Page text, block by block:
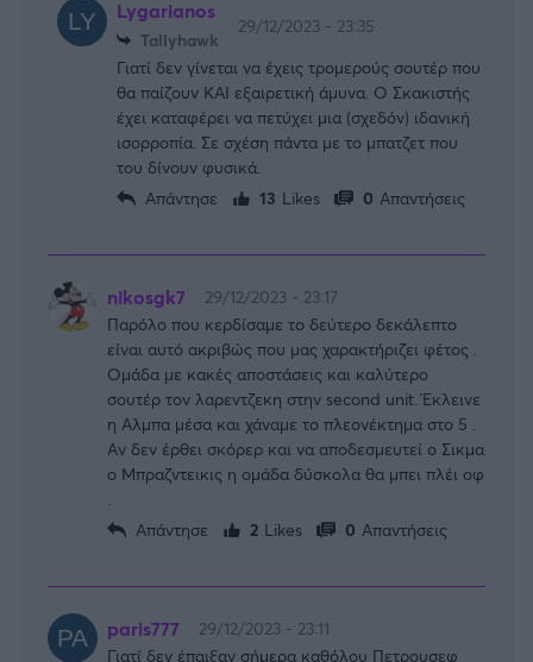
Lygarianos
Tallyhawk
29/12/2023 - 23:35
Γιατί δεν γίνεται να έχεις τρομερούς σουτέρ που
θα παίζουν ΚΑΙ εξαιρετική άμυνα. Ο Σκακιστής
έχει καταφέρει να πετύχει μια (σχεδόν) ιδανική
ισορροπία. Σε σχέση πάντα με το μπατζετ που
του δίνουν φυσικά.
Απάντησε
13 Likes 0 Απαντήσεις
nikosgk7
29/12/2023 - 23:17
Παρόλο που κερδίσαμε το δεύτερο δεκάλεπτο
είναι αυτό ακριβώς που μας χαρακτήριζει φέτος .
Ομάδα με κακές αποστάσεις και καλύτερο
σουτέρ τον λαρεντζεκη στην second unit. Έκλεινε
η Αλμπα μέσα και χάναμε το πλεονέκτημα στο 5 .
Αν δεν έρθει σκόρερ και να αποδεσμευτεί ο Σικμα
ο Μπραζντεικις η ομάδα δύσκολα θα μπει πλέι οφ
.
Απάντησε
2 Likes 0 Απαντήσεις
paris777
29/12/2023 - 23:11
Γιατί δεν έπαιξαν σήμερα καθόλου Πετρουσεφ